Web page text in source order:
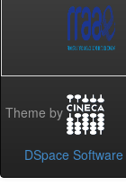
Theme by
DSpace Software